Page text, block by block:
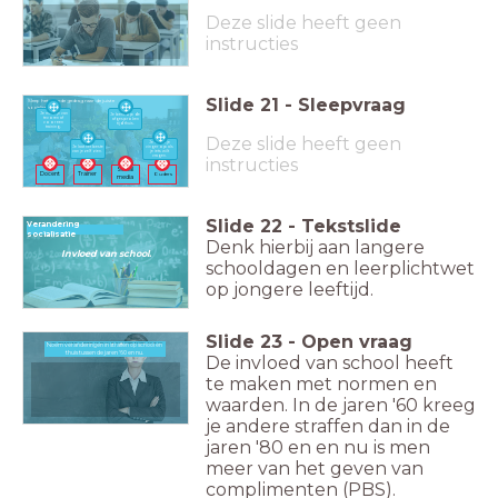
Deze slide heeft geen
instructies
Sleep het goede gedrag naar de juiste
socialisator.
Docent Trainer
Social
media
Ouders
Je steekt je
vinger op als
je iets wilt
vragen.
Je meld je van
tevoren af
voor een
training.
Je laat het beste
van jezelf zien.
Je bent op de
afgesproken
tijd thuis.
Slide 21 - Sleepvraag
Deze slide heeft geen
instructies
Verandering
socialisatie
Invloed van school.
Slide 22 - Tekstslide
Denk hierbij aan langere
schooldagen en leerplichtwet
op jongere leeftijd.
Noem veranderingen in straffen op school en thuis tussen de jaren '60 en nu.
Noem veranderingen in straffen op school en
thuis tussen de jaren '60 en nu.
Slide 23 - Open vraag
De invloed van school heeft
te maken met normen en
waarden. In de jaren '60 kreeg
je andere straffen dan in de
jaren '80 en en nu is men
meer van het geven van
complimenten (PBS).